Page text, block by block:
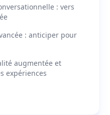
: vers
: anticiper pour
augmentée et
expériences